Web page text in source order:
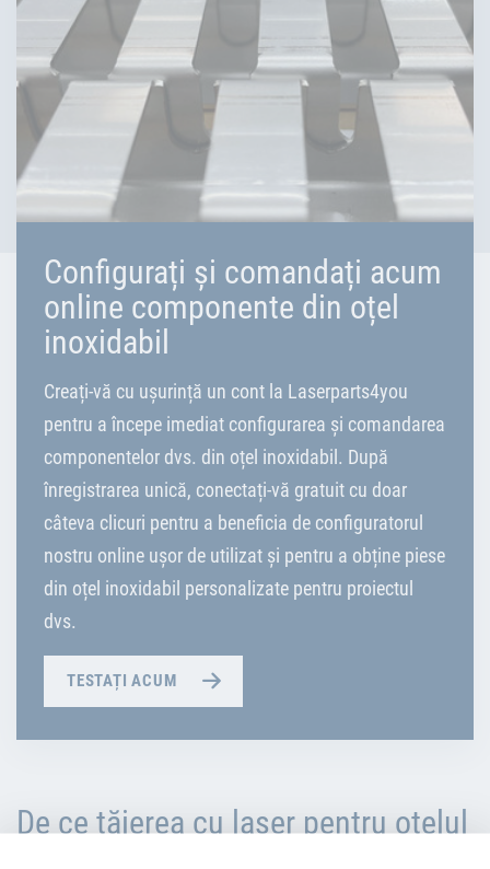
Configurați și comandați acum
online componente din oțel
inoxidabil
Creați-vă cu ușurință un cont la Laserparts4you
pentru a începe imediat configurarea și comandarea
componentelor dvs. din oțel inoxidabil. După
înregistrarea unică, conectați-vă gratuit cu doar
câteva clicuri pentru a beneficia de configuratorul
nostru online ușor de utilizat și pentru a obține piese
din oțel inoxidabil personalizate pentru proiectul
dvs.
TESTAȚI ACUM
De ce tăierea cu laser pentru oțelul